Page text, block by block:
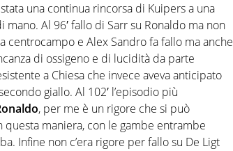
una continua rincorsa di Kuipers a una
Al 96′ fallo di Sarr su Ronaldo ma non
centrocampo e Alex Sandro fa fallo ma anche
di ossigeno e di lucidità da parte
a Chiesa che invece aveva anticipato
giallo. Al 102′ l’episodio più
, per me è un rigore che si può
maniera, con le gambe entrambe
Infine non c’era rigore per fallo su De Ligt